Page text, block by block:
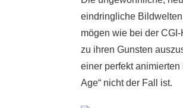
eindringliche
mögen wie bei der
zu ihren Gunsten
einer perfekt
Age“ nicht der Fall ist.